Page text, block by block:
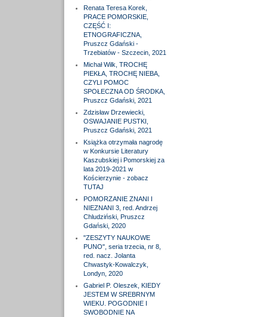
Renata Teresa Korek,
PRACE POMORSKIE,
CZĘŚĆ I:
ETNOGRAFICZNA,
Pruszcz Gdański -
Trzebiatów - Szczecin, 2021
Michał Wilk, TROCHĘ
PIEKŁA, TROCHĘ NIEBA,
CZYLI POMOC
SPOŁECZNA OD ŚRODKA,
Pruszcz Gdański, 2021
Zdzisław Drzewiecki,
OSWAJANIE PUSTKI,
Pruszcz Gdański, 2021
Książka otrzymała nagrodę
w Konkursie Literatury
Kaszubskiej i Pomorskiej za
lata 2019-2021 w
Kościerzynie - zobacz
TUTAJ
POMORZANIE ZNANI I
NIEZNANI 3, red. Andrzej
Chludziński, Pruszcz
Gdański, 2020
"ZESZYTY NAUKOWE
PUNO", seria trzecia, nr 8,
red. nacz. Jolanta
Chwastyk-Kowalczyk,
Londyn, 2020
Gabriel P. Oleszek, KIEDY
JESTEM W SREBRNYM
WIEKU. POGODNIE I
SWOBODNIE NA